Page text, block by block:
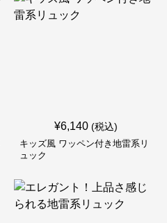
¥6,140 (税込)
キッズ風 ワッペン付き地雷系リ
ュック